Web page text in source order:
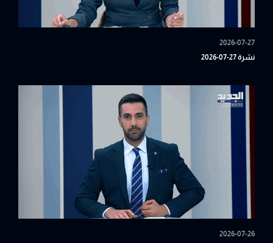
2026-07-27
نشرة 27-07-2026
2026-07-26